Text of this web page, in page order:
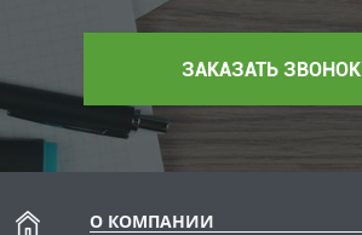
ЗАКАЗАТЬ ЗВОНОК
О КОМПАНИИ